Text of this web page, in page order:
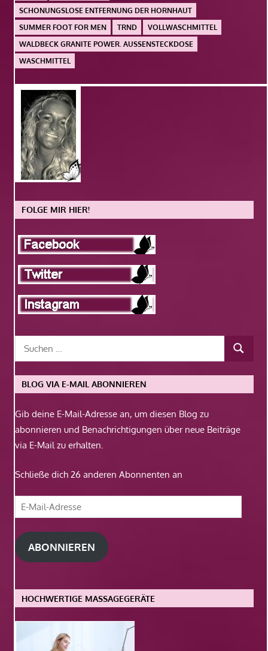
SCHONUNGSLOSE ENTFERNUNG DER HORNHAUT
SUMMER FOOT FOR MEN
TRND
VOLLWASCHMITTEL
WALDBECK GRANITE POWER. AUSSENSTECKDOSE
WASCHMITTEL
FOLGE MIR HIER!
BLOG VIA E-MAIL ABONNIEREN
Gib deine E-Mail-Adresse an, um diesen Blog zu
abonnieren und Benachrichtigungen über neue Beiträge
via E-Mail zu erhalten.
Schließe dich 26 anderen Abonnenten an
E-
Mail-
Adresse
ABONNIEREN
HOCHWERTIGE MASSAGEGERÄTE